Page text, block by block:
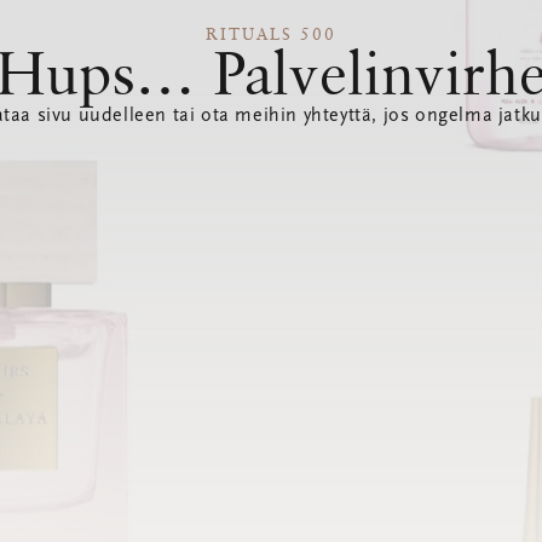
RITUALS 500
sivu uudelleen tai ota meihin yhteyttä, jos ongelma